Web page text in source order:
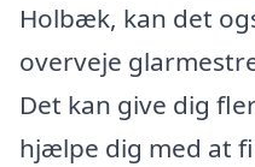
Holbæk, kan det
overveje
Det kan give dig
hjælpe dig med at